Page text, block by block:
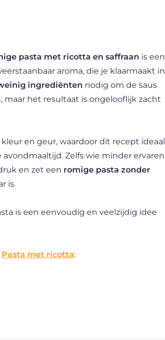
pasta met ricotta en saffraan is een
aroma, die je klaarmaakt in
ingrediënten nodig om de saus
maar het resultaat is ongelooflijk zacht
en geur, waardoor dit recept ideaal
avondmaaltijd. Zelfs wie minder ervaren
en zet een romige pasta zonder
is.
is een eenvoudig en veelzijdig idee
Pasta met ricotta: